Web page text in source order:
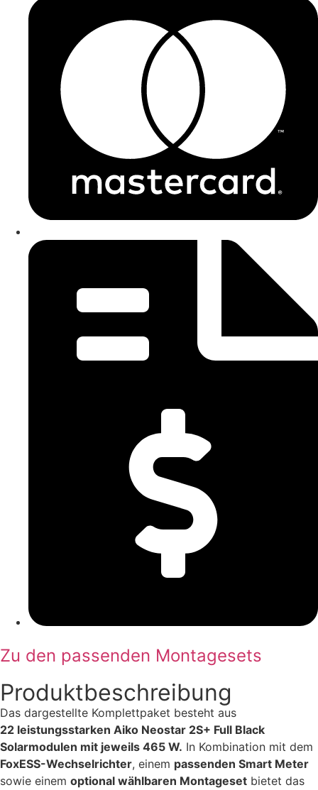
Zu den passenden Montagesets
Produktbeschreibung
Das dargestellte Komplettpaket besteht aus
22 leistungsstarken Aiko Neostar 2S+ Full Black
Solarmodulen mit jeweils 465 W. In Kombination mit dem
FoxESS-Wechselrichter, einem passenden Smart Meter
sowie einem optional wählbaren Montageset bietet das